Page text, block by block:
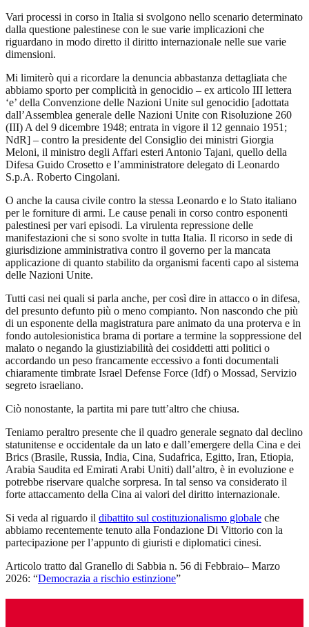
Vari processi in corso in Italia si svolgono nello scenario determinato
dalla questione palestinese con le sue varie implicazioni che
riguardano in modo diretto il diritto internazionale nelle sue varie
dimensioni.
Mi limiterò qui a ricordare la denuncia abbastanza dettagliata che
abbiamo sporto per complicità in genocidio – ex articolo III lettera
‘e’ della Convenzione delle Nazioni Unite sul genocidio [adottata
dall’Assemblea generale delle Nazioni Unite con Risoluzione 260
(III) A del 9 dicembre 1948; entrata in vigore il 12 gennaio 1951;
NdR] – contro la presidente del Consiglio dei ministri Giorgia
Meloni, il ministro degli Affari esteri Antonio Tajani, quello della
Difesa Guido Crosetto e l’amministratore delegato di Leonardo
S.p.A. Roberto Cingolani.
O anche la causa civile contro la stessa Leonardo e lo Stato italiano
per le forniture di armi. Le cause penali in corso contro esponenti
palestinesi per vari episodi. La virulenta repressione delle
manifestazioni che si sono svolte in tutta Italia. Il ricorso in sede di
giurisdizione amministrativa contro il governo per la mancata
applicazione di quanto stabilito da organismi facenti capo al sistema
delle Nazioni Unite.
Tutti casi nei quali si parla anche, per così dire in attacco o in difesa,
del presunto defunto più o meno compianto. Non nascondo che più
di un esponente della magistratura pare animato da una proterva e in
fondo autolesionistica brama di portare a termine la soppressione del
malato o negando la giustiziabilità dei cosiddetti atti politici o
accordando un peso francamente eccessivo a fonti documentali
chiaramente timbrate Israel Defense Force (Idf) o Mossad, Servizio
segreto israeliano.
Ciò nonostante, la partita mi pare tutt’altro che chiusa.
Teniamo peraltro presente che il quadro generale segnato dal declino
statunitense e occidentale da un lato e dall’emergere della Cina e dei
Brics (Brasile, Russia, India, Cina, Sudafrica, Egitto, Iran, Etiopia,
Arabia Saudita ed Emirati Arabi Uniti) dall’altro, è in evoluzione e
potrebbe riservare qualche sorpresa. In tal senso va considerato il
forte attaccamento della Cina ai valori del diritto internazionale.
Si veda al riguardo il dibattito sul costituzionalismo globale che
abbiamo recentemente tenuto alla Fondazione Di Vittorio con la
partecipazione per l’appunto di giuristi e diplomatici cinesi.
Articolo tratto dal Granello di Sabbia n. 56 di Febbraio– Marzo
2026: “Democrazia a rischio estinzione”